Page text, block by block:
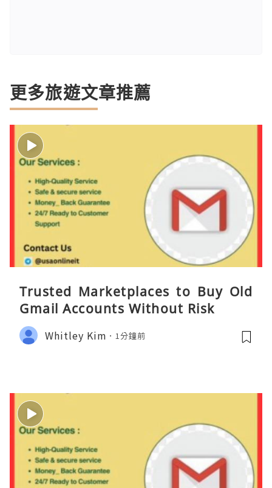
更多旅遊文章推薦
Trusted Marketplaces to Buy Old
Gmail Accounts Without Risk
Whitley Kim 1分鐘前